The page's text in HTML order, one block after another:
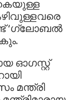
‘ഗ്ലോബല്‍
ഓഗസ്റ്റ്
മന്ത്രി